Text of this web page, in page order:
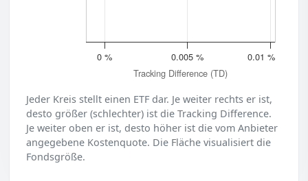
Tracking Difference (TD)
0 % 0.005 % 0.01 %
Jeder Kreis stellt einen ETF dar. Je weiter rechts er ist,
desto größer (schlechter) ist die Tracking Difference.
Je weiter oben er ist, desto höher ist die vom Anbieter
angegebene Kostenquote. Die Fläche visualisiert die
Fondsgröße.